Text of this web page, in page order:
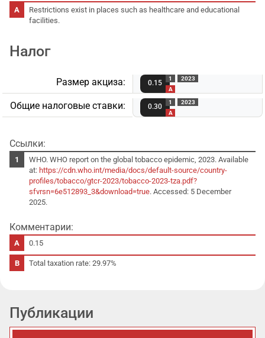
Restrictions exist in places such as healthcare and educational
facilities.
Налог
Размер акциза: 0.15
1
A
2023
Общие налоговые ставки: 0.30
1
A
2023
Ссылки:
WHO. WHO report on the global tobacco epidemic, 2023. Available
at: https://cdn.who.int/media/docs/default-source/country-
profiles/tobacco/gtcr-2023/tobacco-2023-tza.pdf?
sfvrsn=6e512893_3&download=true. Accessed: 5 December
2025.
Комментарии:
0.15
Total taxation rate: 29.97%
Публикации